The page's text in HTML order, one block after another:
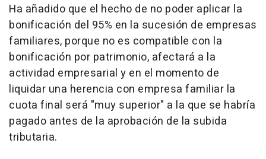
Ha añadido que el hecho de no poder aplicar la
bonificación del 95% en la sucesión de empresas
familiares, porque no es compatible con la
bonificación por patrimonio, afectará a la
actividad empresarial y en el momento de
liquidar una herencia con empresa familiar la
cuota final será "muy superior" a la que se habría
pagado antes de la aprobación de la subida
tributaria.